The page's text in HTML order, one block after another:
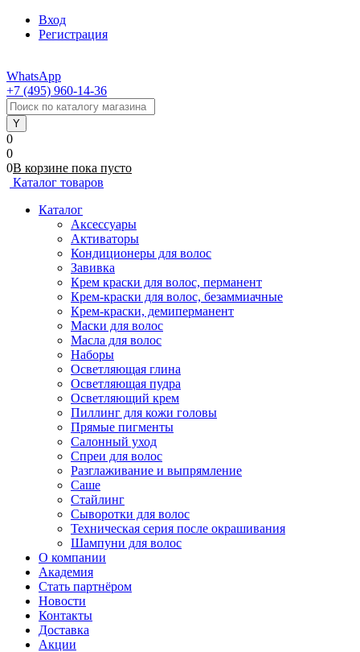
Вход
Регистрация
WhatsApp
+7 (495) 960-14-36
0
0
0В корзине пока пусто
Каталог товаров
Каталог
Аксессуары
Активаторы
Кондиционеры для волос
Завивка
Крем краски для волос, перманент
Крем-краски для волос, безаммиачные
Крем-краски, демиперманент
Маски для волос
Масла для волос
Наборы
Осветляющая глина
Осветляющая пудра
Осветляющий крем
Пиллинг для кожи головы
Прямые пигменты
Салонный уход
Спреи для волос
Разглаживание и выпрямление
Саше
Стайлинг
Сыворотки для волос
Техническая серия после окрашивания
Шампуни для волос
О компании
Академия
Стать партнёром
Новости
Контакты
Доставка
Акции